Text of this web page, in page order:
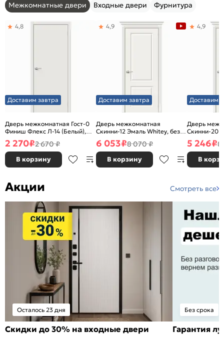
Межкомнатные двери Входные двери Фурнитура
Доставим завтра
Дверь межкомнатная Гост-0
Финиш Флекс Л-14 (Белый),
глухая, каркасно-щитовая
4,8
2 270₽2 670 ₽
В корзину
Доставим завтра
Дверь межкомнатная
Скинни-12 Эмаль Whitey, без
декора, глухая, без стекла,
без кромки, скиновая
4,9
6 053₽8 070 ₽
В корзину
Доставим
Дверь
Скинни-20
декора,
без кромки,
4,9
5 246₽8
В
Акции Смотреть все
Осталось 23 дня
Скидки до 30% на входные двери
Без срока
Гарантия